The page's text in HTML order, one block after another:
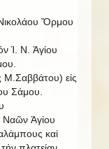
Ὅρμου
Ἱ. Ν. Ἁγίου
εἰς
Σάμου.
Ναῶν Ἀγίου
καί